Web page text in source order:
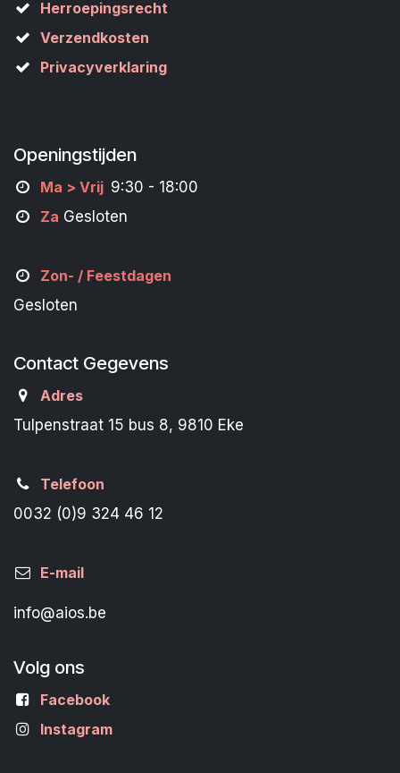
Herroepingsrecht
Verzendkosten
Privacyverklaring
Openingstijden
Ma > Vrij 9:30 - 18:00
Za Gesloten
Zon- / Feestdagen
Gesloten
Contact Gegevens
Adres
Tulpenstraat 15 bus 8, 9810 Eke
Telefoon
0032 (0)9 324 46 12
E-mail
info@aios.be
Volg ons
Facebook
Instagram